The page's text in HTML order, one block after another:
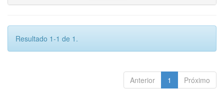
Resultado 1-1 de 1.
Anterior 1 Próximo